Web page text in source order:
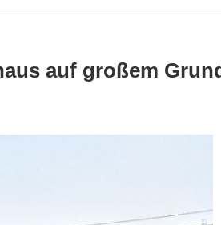
auf großem